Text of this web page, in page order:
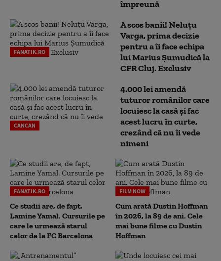
împreună
FANATIK.RO
A scos banii! Neluțu
Varga, prima decizie
pentru a îi face echipa
lui Marius Șumudică la
CFR Cluj. Exclusiv
CANCAN
4.000 lei amendă
tuturor românilor care
locuiesc la casă și fac
acest lucru în curte,
crezând că nu îi vede
nimeni
FANATIK.RO
Ce studii are, de fapt,
Lamine Yamal. Cursurile pe
care le urmează starul
celor de la FC Barcelona
FILM NOW
Cum arată Dustin Hoffman
în 2026, la 89 de ani. Cele
mai bune filme cu Dustin
Hoffman